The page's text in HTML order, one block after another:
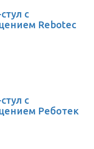
с
Rebotec
с
Реботек